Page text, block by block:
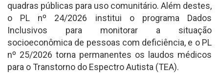
quadras públicas para uso comunitário. Além destes,
o PL nº 24/2026 institui o programa Dados
Inclusivos para monitorar a situação
socioeconômica de pessoas com deficiência, e o PL
nº 25/2026 torna permanentes os laudos médicos
para o Transtorno do Espectro Autista (TEA).